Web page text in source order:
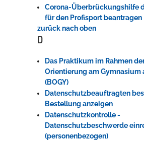
Corona-Überbrückungshilfe
für den Profisport beantragen
zurück nach oben
D
Das Praktikum im Rahmen
Orientierung am Gymnasium
(BOGY)
Datenschutzbeauftragten
Bestellung anzeigen
Datenschutzkontrolle -
Datenschutzbeschwerde
(personenbezogen)